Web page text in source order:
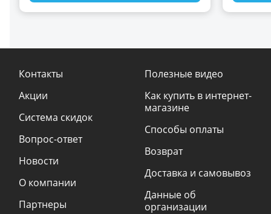
Контакты
Акции
Система скидок
Вопрос-ответ
Новости
О компании
Партнеры
Полезные видео
Как купить в интернет-
магазине
Способы оплаты
Возврат
Доставка и самовывоз
Данные об
организации